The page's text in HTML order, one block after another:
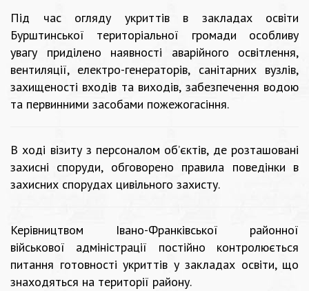
Під час огляду укриттів в закладах освіти
Бурштинської територіальної громади особливу
увагу приділено наявності аварійного освітлення,
вентиляції, електро-генераторів, санітарних вузлів,
захищеності входів та виходів, забезпечення водою
та первинними засобами пожежогасіння.
В ході візиту з персоналом об’єктів, де розташовані
захисні споруди, обговорено правила поведінки в
захисних спорудах цивільного захисту.
Керівництвом Івано-Франківської районної
військової адміністрації постійно контролюється
питання готовності укриттів у закладах освіти, що
знаходяться на території району.